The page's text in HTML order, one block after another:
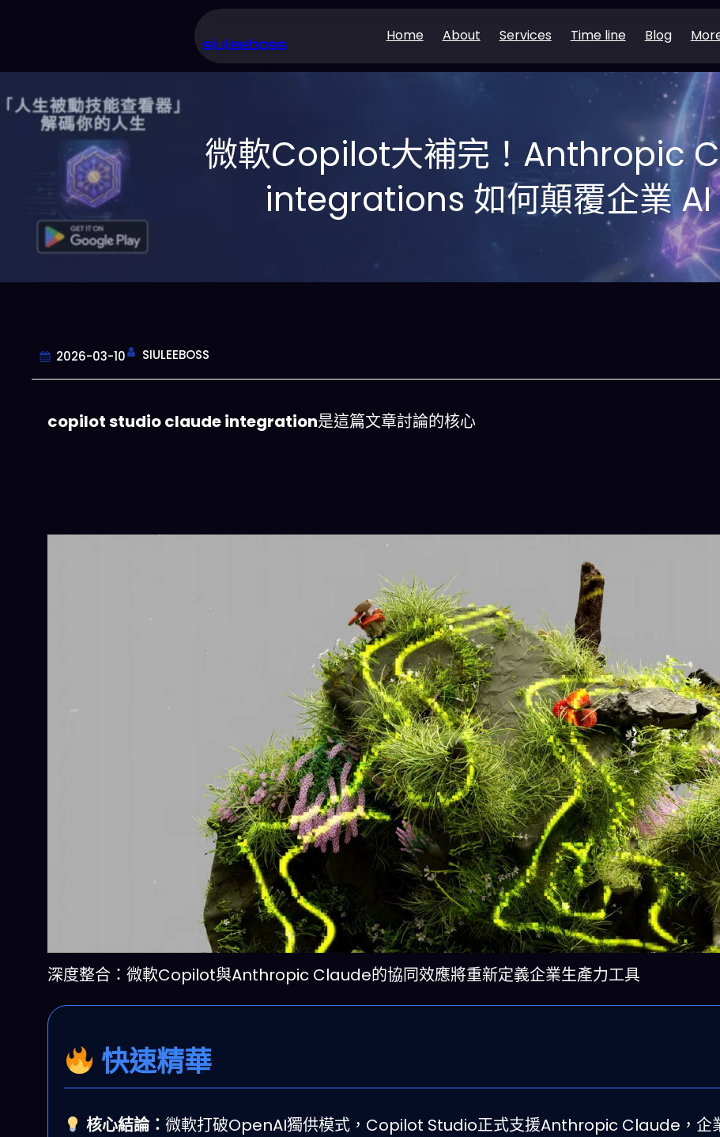
主
要
siuleeboss Home About Services Time line Blog
微軟Copilot大補完！Anthropic
integrations 如何顛覆企業 AI
2026-03-10 SIULEEBOSS
copilot studio claude integration是這篇文章討論的核心
深度整合：微軟Copilot與Anthropic Claude的協同效應將重新定義企業生產力工具
快速精華
核心結論： 微軟打破OpenAI獨供模式，Copilot Studio正式支援Anthropic Claude，企